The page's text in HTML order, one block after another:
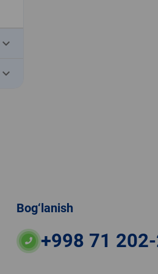
keyboard_arrow_down
keyboard_arrow_down
Bog‘lanish
+998 71